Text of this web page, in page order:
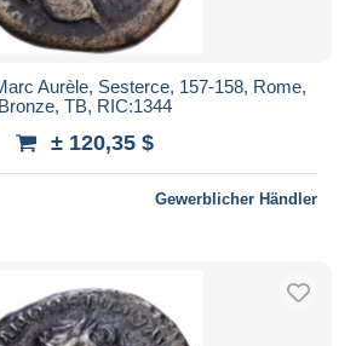
Aurèle, Sesterce, 157-158, Rome,
Bronze, TB, RIC:1344
± 120,35 $
Gewerblicher Händler